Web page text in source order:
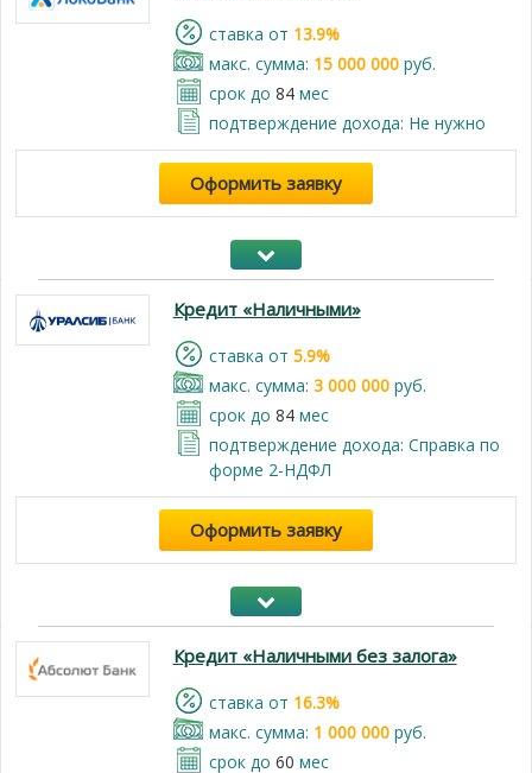
cтавка от 13.9%
макс. сумма: 15 000 000руб.
срок до 84мес
подтверждение дохода: Не нужно
Оформить заявку
Кредит «Наличными»
cтавка от 5.9%
макс. сумма: 3 000 000руб.
срок до 84мес
подтверждение дохода: Справка по
форме 2-НДФЛ
Оформить заявку
Кредит «Наличными без залога»
cтавка от 16.3%
макс. сумма: 1 000 000руб.
срок до 60 мес